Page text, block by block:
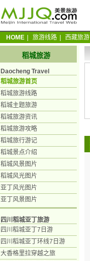
HOME 旅游线路 西藏旅游
稻城旅游
Daocheng Travel
稻城旅游首页
稻城旅游线路
稻城主题旅游
稻城旅游资讯
稻城旅游攻略
稻城旅行游记
稻城景点介绍
稻城风景图片
稻城风光图片
亚丁风光图片
亚丁风景图片
四川稻城亚丁旅游
四川稻城亚丁7日游
四川稻城亚丁环线7日游
大香格里拉穿越之旅